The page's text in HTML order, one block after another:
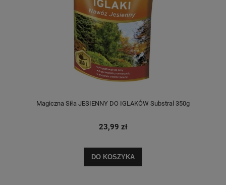
Magiczna Siła JESIENNY DO IGLAKÓW Substral 350g
23,99 zł
DO KOSZYKA